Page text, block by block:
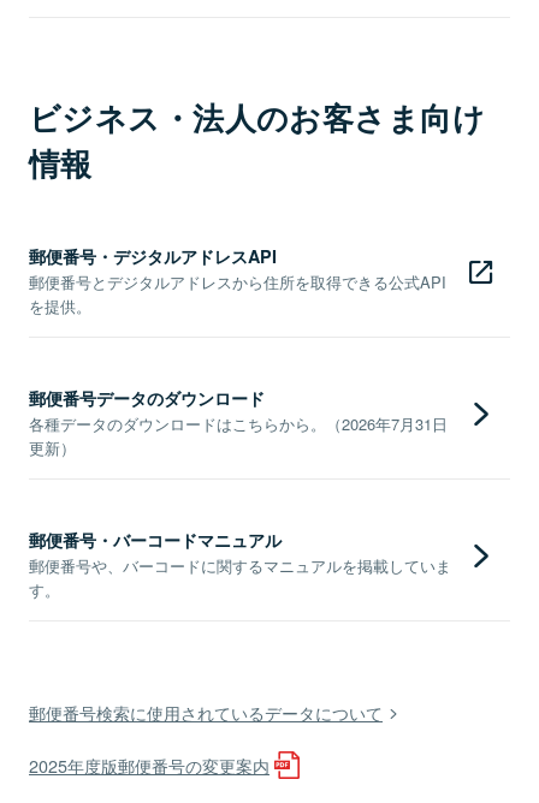
ビジネス・法人のお客さま向け
情報
郵便番号・デジタルアドレスAPI
郵便番号とデジタルアドレスから住所を取得できる公式API
を提供。
郵便番号データのダウンロード
各種データのダウンロードはこちらから。（2026年7月31日
更新）
郵便番号・バーコードマニュアル
郵便番号や、バーコードに関するマニュアルを掲載していま
す。
郵便番号検索に使用されているデータについて
2025年度版郵便番号の変更案内